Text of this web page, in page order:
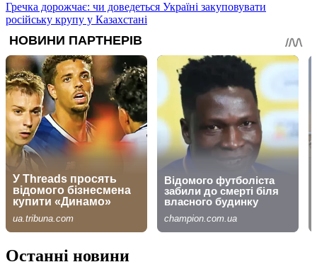
Гречка дорожчає: чи доведеться Україні закуповувати
російську крупу у Казахстані
Останні новини